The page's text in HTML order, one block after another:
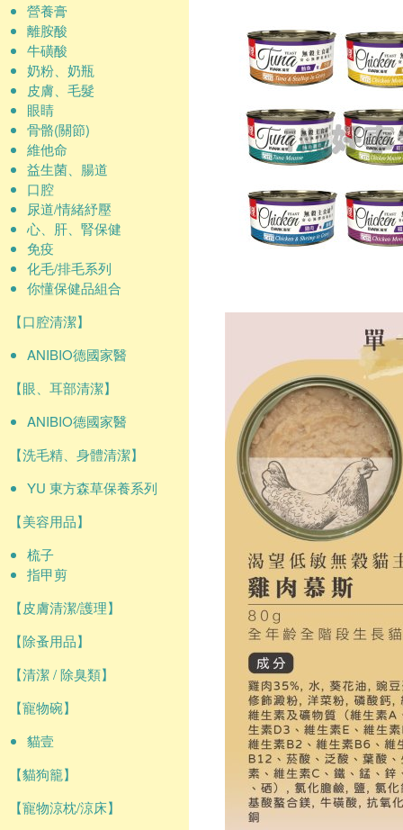
營養膏
離胺酸
牛磺酸
奶粉、奶瓶
皮膚、毛髮
眼睛
骨骼(關節)
維他命
益生菌、腸道
口腔
尿道/情緒紓壓
心、肝、腎保健
免疫
化毛/排毛系列
你懂保健品組合
【口腔清潔】
ANIBIO德國家醫
【眼、耳部清潔】
ANIBIO德國家醫
【洗毛精、身體清潔】
YU 東方森草保養系列
【美容用品】
梳子
指甲剪
【皮膚清潔/護理】
【除蚤用品】
【清潔 / 除臭類】
【寵物碗】
貓壹
【貓狗籠】
【寵物涼枕/涼床】